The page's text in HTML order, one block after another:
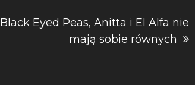
Black Eyed Peas, Anitta i El Alfa nie
mają sobie równych